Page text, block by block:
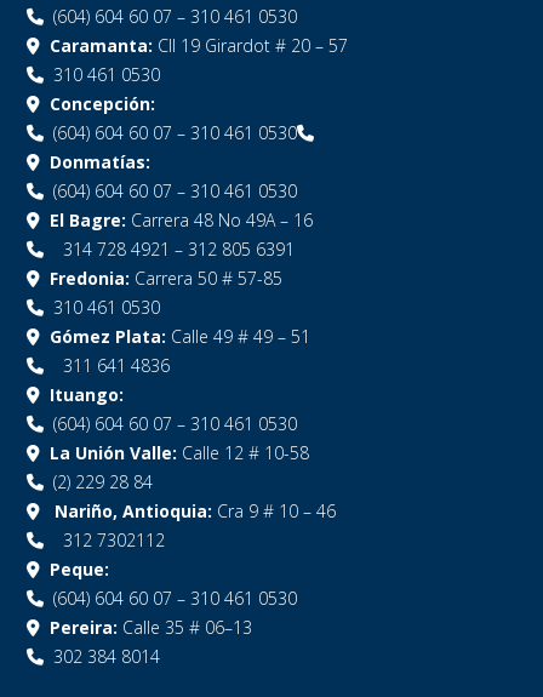
(604) 604 60 07 – 310 461 0530
Caramanta: Cll 19 Girardot # 20 – 57
310 461 0530
Concepción:
(604) 604 60 07 – 310 461 0530
Donmatías:
(604) 604 60 07 – 310 461 0530
El Bagre: Carrera 48 No 49A – 16
314 728 4921 – 312 805 6391
Fredonia: Carrera 50 # 57-85
310 461 0530
Gómez Plata: Calle 49 # 49 – 51
311 641 4836
Ituango:
(604) 604 60 07 – 310 461 0530
La Unión Valle: Calle 12 # 10-58
(2) 229 28 84
Nariño, Antioquia: Cra 9 # 10 – 46
312 7302112
Peque:
(604) 604 60 07 – 310 461 0530
Pereira: Calle 35 # 06–13
302 384 8014